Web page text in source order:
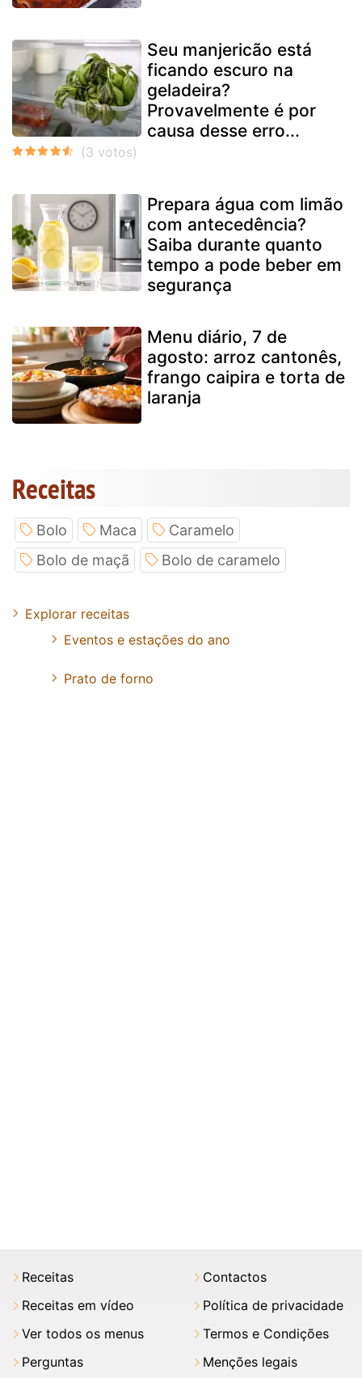
Seu manjericão está
ficando escuro na
geladeira?
Provavelmente é por
causa desse erro...
Prepara água com limão
com antecedência?
Saiba durante quanto
tempo a pode beber em
segurança
Menu diário, 7 de
agosto: arroz cantonês,
frango caipira e torta de
laranja
Receitas
Bolo Maca
Caramelo
Bolo de maçã
Bolo de caramelo
Explorar receitas
Eventos e estações do ano
Prato de forno
Receitas
Receitas em vídeo
Ver todos os menus
Perguntas
Contactos
Política de privacidade
Termos e Condições
Menções legais